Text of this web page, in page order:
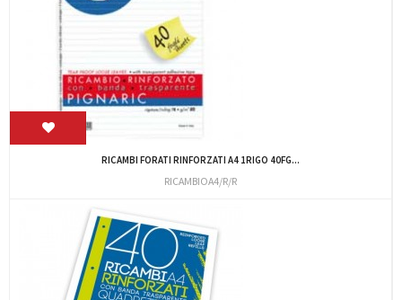
RICAMBI FORATI RINFORZATI A4 1RIGO 40FG...
RICAMBIOA4/R/R